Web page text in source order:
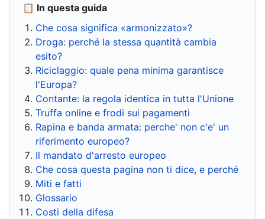
📋 In questa guida
Che cosa significa «armonizzato»?
Droga: perché la stessa quantità cambia
esito?
Riciclaggio: quale pena minima garantisce
l'Europa?
Contante: la regola identica in tutta l'Unione
Truffa online e frodi sui pagamenti
Rapina e banda armata: perche' non c'e' un
riferimento europeo?
Il mandato d'arresto europeo
Che cosa questa pagina non ti dice, e perché
Miti e fatti
Glossario
Costi della difesa